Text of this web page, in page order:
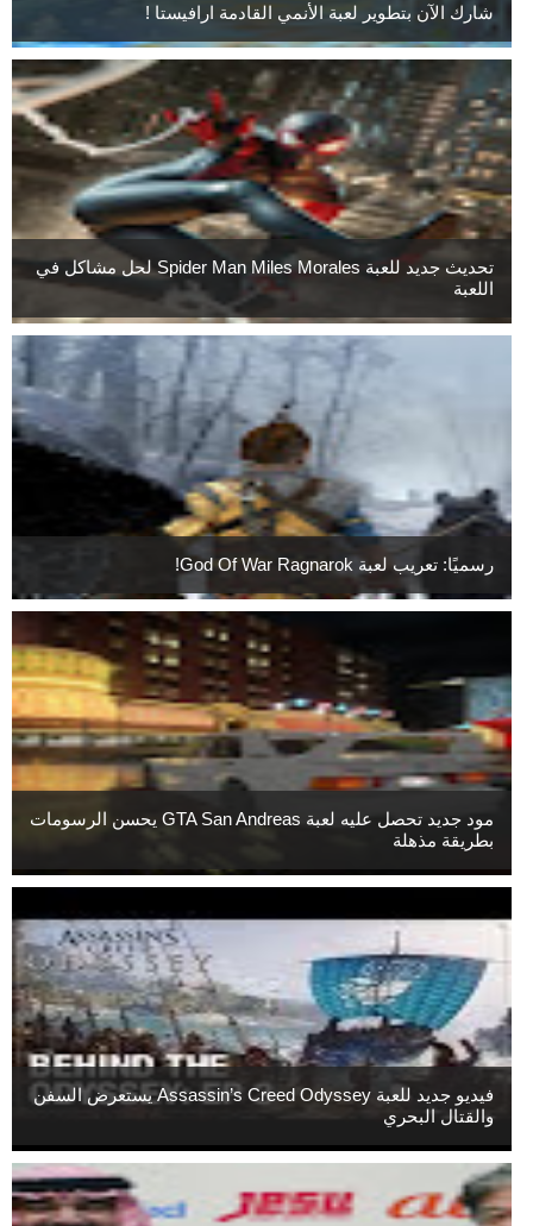
شارك الآن بتطوير لعبة الأنمي القادمة ارافيستا !
تحديث جديد للعبة Spider Man Miles Morales لحل مشاكل في
اللعبة
رسميًا: تعريب لعبة God Of War Ragnarok!
مود جديد تحصل عليه لعبة GTA San Andreas يحسن الرسومات
بطريقة مذهلة
فيديو جديد للعبة Assassin’s Creed Odyssey يستعرض السفن
والقتال البحري